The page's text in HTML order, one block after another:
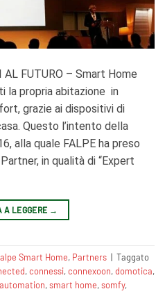
AL FUTURO – Smart Home
la propria abitazione in
grazie ai dispositivi di
Questo l’intento della
alla quale FALPE ha preso
in qualità di “Expert
A LEGGERE →
Smart Home, Partners | Taggato
,connessi,connexoon,domotica,
,smart home,somfy,